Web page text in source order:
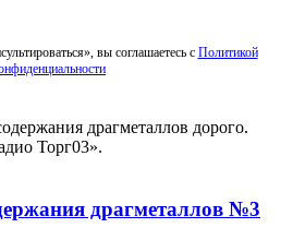
вы соглашаетесь с Политикой
драгметаллов дорого.
Торг03».
драгметаллов №3